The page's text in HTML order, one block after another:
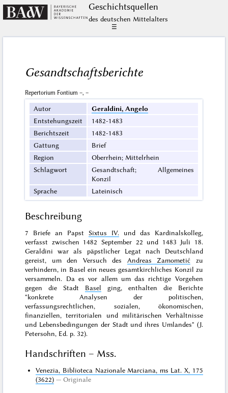
Geschichts­quellen
des deutschen Mittelalters
☰
Gesandtschaftsberichte
Repertorium Fontium –, –
Autor
Geraldini, Angelo
Entstehungszeit
1482-1483
Berichtszeit
1482-1483
Gattung
Brief
Region
Oberrhein; Mittelrhein
Schlagwort
Gesandtschaft; Allgemeines
Konzil
Sprache
Lateinisch
Beschreibung
7 Briefe an Papst Sixtus IV. und das Kardinalskolleg,
verfasst zwischen 1482 September 22 und 1483 Juli 18.
Geraldini war als päpstlicher Legat nach Deutschland
gereist, um den Versuch des Andreas Zamometić zu
verhindern, in Basel ein neues gesamtkirchliches Konzil zu
versammeln. Da es vor allem um das richtige Vorgehen
gegen die Stadt Basel ging, enthalten die Berichte
"konkrete Analysen der politischen,
verfassungsrechtlichen, sozialen, ökonomischen,
finanziellen, territorialen und militärischen Verhältnisse
und Lebensbedingungen der Stadt und ihres Umlandes" (J.
Petersohn, Ed. p. 32).
Handschriften – Mss.
Venezia, Biblioteca Nazionale Marciana, ms Lat. X, 175
(3622)
Originale